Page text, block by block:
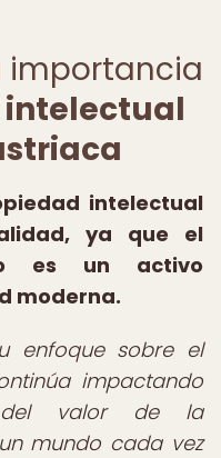
importancia
intelectual
ya que el
es un activo
moderna.
enfoque sobre el
impactando
del valor de la
mundo cada vez